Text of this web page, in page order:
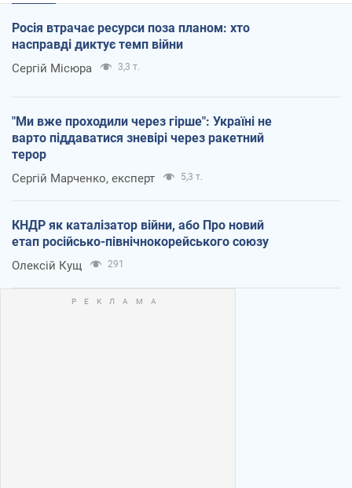
Росія втрачає ресурси поза планом: хто
насправді диктує темп війни
Сергій Місюра 3,3 т.
"Ми вже проходили через гірше": Україні не
варто піддаватися зневірі через ракетний
терор
Сергій Марченко, експерт 5,3 т.
КНДР як каталізатор війни, або Про новий
етап російсько-північнокорейського союзу
Олексій Кущ 291